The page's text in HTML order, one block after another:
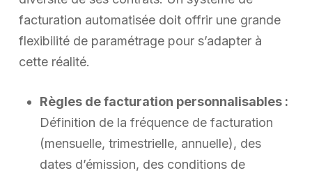
facturation automatisée doit offrir une grande
flexibilité de paramétrage pour s’adapter à
cette réalité.
Règles de facturation personnalisables :
Définition de la fréquence de facturation
(mensuelle, trimestrielle, annuelle), des
dates d’émission, des conditions de